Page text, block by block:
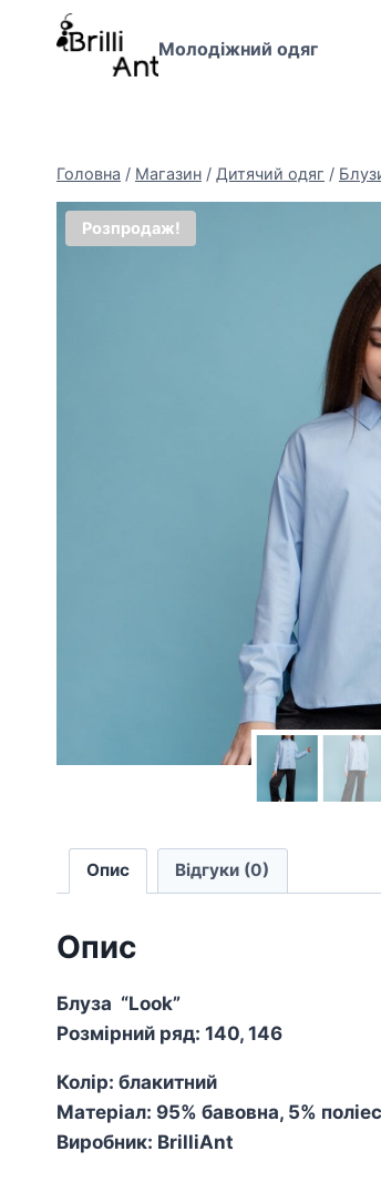
Перейти
Молодіжний одяг
Головна / Магазин / Дитячий одяг /
Розпродаж!
Опис Відгуки (0)
Опис
Блуза “Look”
Розмірний ряд: 140, 146
Колір: блакитний
Матеріал: 95% бавовна, 5%
Виробник: BrilliAnt